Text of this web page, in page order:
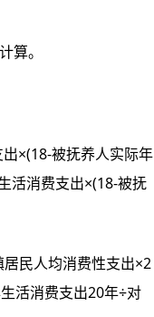
算。
×(18-被抚养人实际年
活消费支出×(18-被抚
民人均消费性支出×2
活消费支出20年÷对